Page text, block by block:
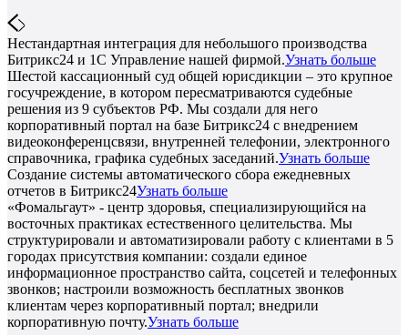
Нестандартная интеграция для небольшого производства
Битрикс24 и 1С Управление нашей фирмой.Узнать больше
Шестой кассационный суд общей юрисдикции – это крупное
госучреждение, в котором пересматриваются судебные
решения из 9 субъектов РФ. Мы создали для него
корпоративный портал на базе Битрикс24 с внедрением
видеоконференцсвязи, внутренней телефонии, электронного
справочника, графика судебных заседаний.Узнать больше
Создание системы автоматического сбора ежедневных
отчетов в Битрикс24Узнать больше
«Фомальгаут» - центр здоровья, специализирующийся на
восточных практиках естественного целительства. Мы
структурировали и автоматизировали работу с клиентами в 5
городах присутствия компании: создали единое
информационное пространство сайта, соцсетей и телефонных
звонков; настроили возможность бесплатных звонков
клиентам через корпоративный портал; внедрили
корпоративную почту.Узнать больше